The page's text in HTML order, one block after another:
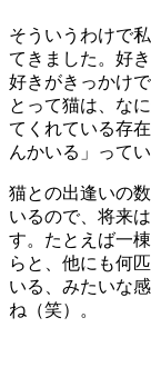
そういうわけで
てきました。好
好きがきっかけ
とって猫は、な
てくれている存
んかいる」って
猫との出逢いの
いるので、将来
す。たとえば一
らと、他にも何
いる、みたいな
ね（笑）。